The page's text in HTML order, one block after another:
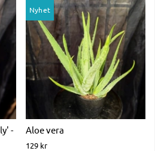
-
Nyhet
Aloe vera
129 kr